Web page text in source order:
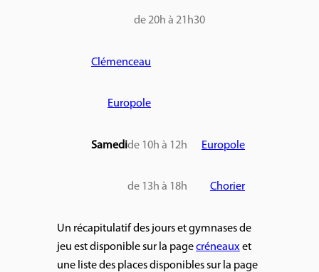
de 20h à 21h30
Clémenceau
Europole
Samedide 10h à 12h
de 13h à 18h
Europole
Chorier
Un récapitulatif des jours et gymnases de
jeu est disponible sur la pagecréneaux et
une liste des places disponibles sur la page